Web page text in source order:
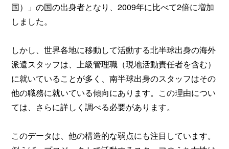
国）」の国の出身者となり、2009年に比べて2倍に増加
しました。
しかし、世界各地に移動して活動する北半球出身の海外
派遣スタッフは、上級管理職（現地活動責任者を含む）
に就いていることが多く、南半球出身のスタッフはその
他の職務に就いている傾向にあります。この理由につい
ては、さらに詳しく調べる必要があります。
このデータは、他の構造的な弱点にも注目しています。